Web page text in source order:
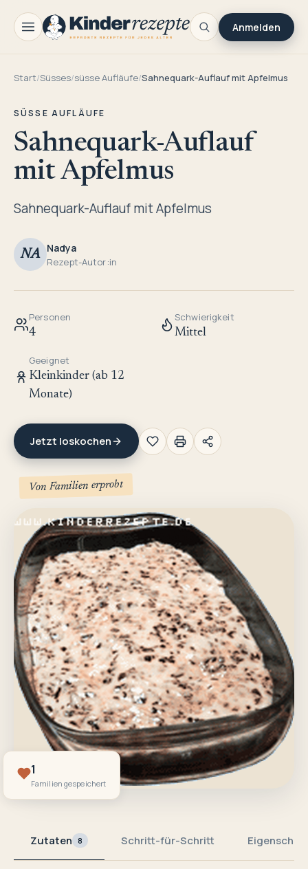
Anmelden
Start/Süsses/süsse Aufläufe/Sahnequark-Auflauf mit Apfelmus
SÜSSE AUFLÄUFE
Sahnequark-Auflauf
mit Apfelmus
Sahnequark-Auflauf mit Apfelmus
NA Nadya
Rezept-Autor:in
Personen
4
Schwierigkeit
Mittel
Geeignet
Kleinkinder (ab 12
Monate)
Jetzt loskochen
Von Familien erprobt
1
Familien gespeichert
Zutaten 8 Schritt-für-Schritt